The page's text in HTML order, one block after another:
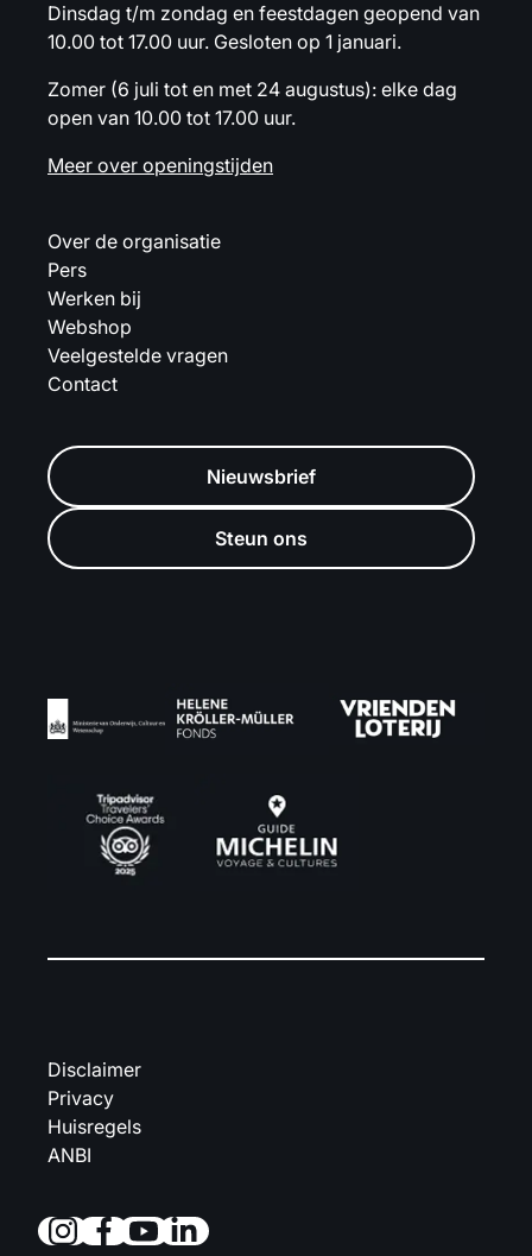
Dinsdag t/m zondag en feestdagen geopend van
10.00 tot 17.00 uur. Gesloten op 1 januari.
Zomer (6 juli tot en met 24 augustus): elke dag
open van 10.00 tot 17.00 uur.
Meer over openingstijden
Over de organisatie
Pers
Werken bij
Webshop
Veelgestelde vragen
Contact
Nieuwsbrief
Steun ons
Disclaimer
Privacy
Huisregels
ANBI